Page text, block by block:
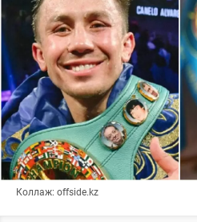
Коллаж: offside.kz